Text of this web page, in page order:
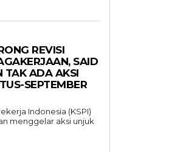
REVISI
SAID
TAK ADA AKSI
SEPTEMBER
Indonesia (KSPI)
menggelar aksi unjuk